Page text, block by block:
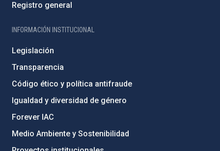
Registro general
INFORMACIÓN INSTITUCIONAL
Legislación
Transparencia
Código ético y política antifraude
Igualdad y diversidad de género
Forever IAC
Medio Ambiente y Sostenibilidad